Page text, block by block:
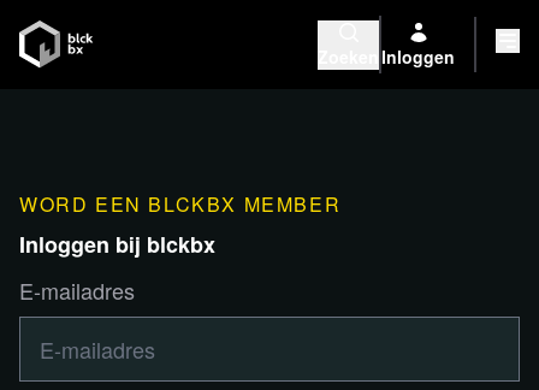
Inloggen
WORD EEN BLCKBX MEMBER
Inloggen bij blckbx
E-mailadres